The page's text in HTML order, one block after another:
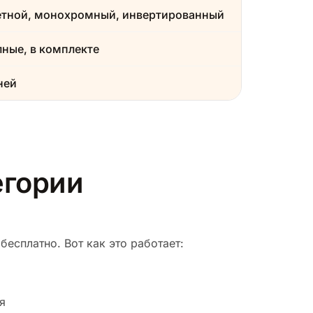
монохромный, инвертированный
в комплекте
Вот как это работает: